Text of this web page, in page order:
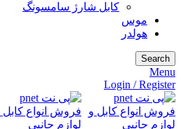
کابل شارژ سامسونگ
موس
هولدر
Search
Menu
Login / Register